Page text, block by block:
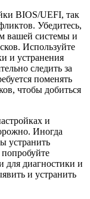
BIOS/UEFI, так
Убедитесь,
вашей системы и
Используйте
и устранения
следить за
поменять
чтобы добиться
и
Иногда
устранить
для диагностики и
и устранить